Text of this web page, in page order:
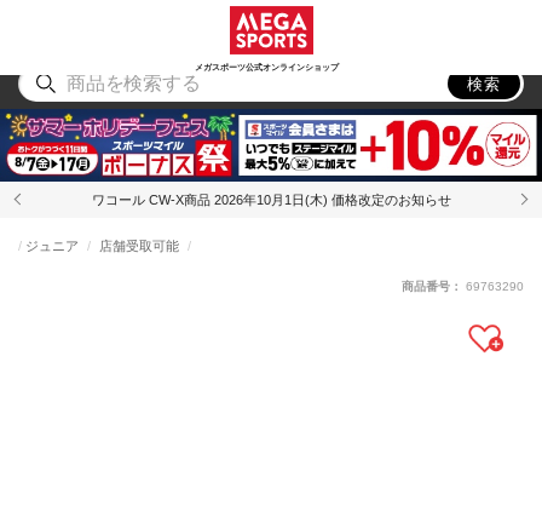
メガスポーツ公式オンラインショップ
アウトドア
検索
ワコール CW-X商品 2026年10月1日(木) 価格改定のお知らせ
ジュニア 店舗受取可能
商品番号： 69763290